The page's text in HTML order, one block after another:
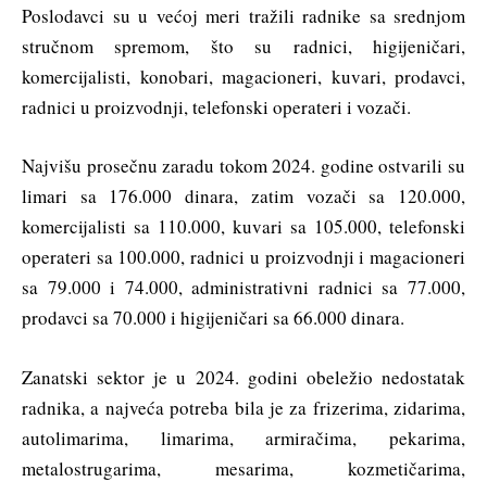
Poslodavci su u većoj meri tražili radnike sa srednjom
stručnom spremom, što su radnici, higijeničari,
komercijalisti, konobari, magacioneri, kuvari, prodavci,
radnici u proizvodnji, telefonski operateri i vozači.
Najvišu prosečnu zaradu tokom 2024. godine ostvarili su
limari sa 176.000 dinara, zatim vozači sa 120.000,
komercijalisti sa 110.000, kuvari sa 105.000, telefonski
operateri sa 100.000, radnici u proizvodnji i magacioneri
sa 79.000 i 74.000, administrativni radnici sa 77.000,
prodavci sa 70.000 i higijeničari sa 66.000 dinara.
Zanatski sektor je u 2024. godini obeležio nedostatak
radnika, a najveća potreba bila je za frizerima, zidarima,
autolimarima, limarima, armiračima, pekarima,
metalostrugarima, mesarima, kozmetičarima,